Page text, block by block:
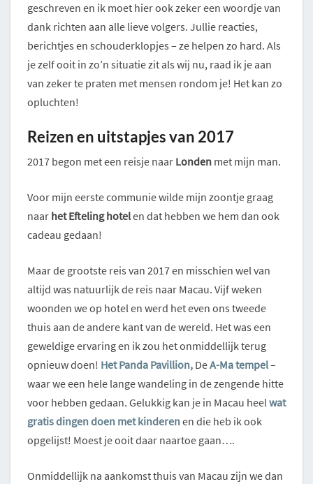
geschreven en ik moet hier ook zeker een woordje van
dank richten aan alle lieve volgers. Jullie reacties,
berichtjes en schouderklopjes – ze helpen zo hard. Als
je zelf ooit in zo’n situatie zit als wij nu, raad ik je aan
van zeker te praten met mensen rondom je! Het kan zo
opluchten!
Reizen en uitstapjes van 2017
2017 begon met een reisje naar Londen met mijn man.
Voor mijn eerste communie wilde mijn zoontje graag
naar het Efteling hotelen dat hebben we hem dan ook
cadeau gedaan!
Maar de grootste reis van 2017 en misschien wel van
altijd was natuurlijk de reis naar Macau. Vijf weken
woonden we op hotel en werd het even ons tweede
thuis aan de andere kant van de wereld. Het was een
geweldige ervaring en ik zou het onmiddellijk terug
opnieuw doen! Het Panda Pavillion, DeA-Ma tempel–
waar we een hele lange wandeling in de zengende hitte
voor hebben gedaan. Gelukkig kan je in Macau heelwat
gratis dingen doen met kinderenen die heb ik ook
opgelijst! Moest je ooit daar naartoe gaan….
Onmiddellijk na aankomst thuis van Macau zijn we dan